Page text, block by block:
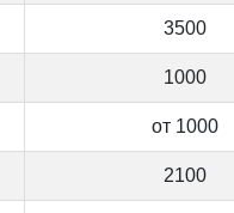
3500
1000
от 1000
2100